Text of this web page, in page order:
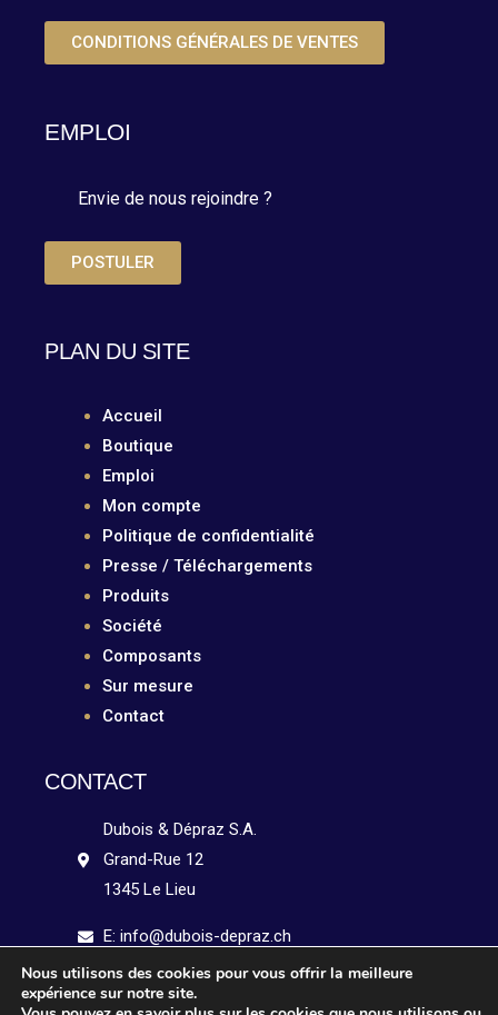
CONDITIONS GÉNÉRALES DE VENTES
EMPLOI
Envie de nous rejoindre ?
POSTULER
PLAN DU SITE
Accueil
Boutique
Emploi
Mon compte
Politique de confidentialité
Presse / Téléchargements
Produits
Société
Composants
Sur mesure
Contact
CONTACT
Dubois & Dépraz S.A.
Grand-Rue 12
1345 Le Lieu
E: info@dubois-depraz.ch
Tél: +41 21 841 15 51
Nous utilisons des cookies pour vous offrir la meilleure
expérience sur notre site.